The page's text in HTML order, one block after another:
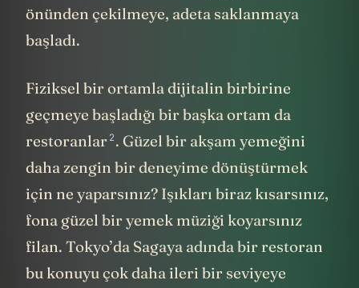
önünden çekilmeye, adeta saklanmaya
başladı.
Fiziksel bir ortamla dijitalin birbirine
geçmeye başladığı bir başka ortam da
restoranlar2. Güzel bir akşam yemeğini
daha zengin bir deneyime dönüştürmek
için ne yaparsınız? Işıkları biraz kısarsınız,
fona güzel bir yemek müziği koyarsınız
filan. Tokyo’da Sagaya adında bir restoran
bu konuyu çok daha ileri bir seviyeye